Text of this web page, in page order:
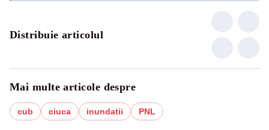
Distribuie articolul
Mai multe articole despre
cub ciuca inundatii PNL